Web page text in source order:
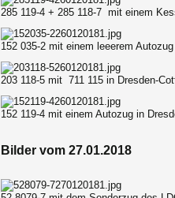
285 119-4 + 285 118-7 mit einem
152 035-2 mit einem leeerem
203 118-5 mit 711 115 in Dresden-
152 119-4 mit einem Autozug in
Bilder vom 27.01.2018